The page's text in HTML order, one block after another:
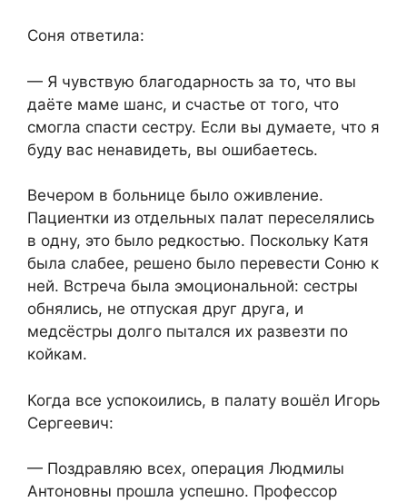
Соня ответила:
— Я чувствую благодарность за то, что вы
даёте маме шанс, и счастье от того, что
смогла спасти сестру. Если вы думаете, что я
буду вас ненавидеть, вы ошибаетесь.
Вечером в больнице было оживление.
Пациентки из отдельных палат переселялись
в одну, это было редкостью. Поскольку Катя
была слабее, решено было перевести Соню к
ней. Встреча была эмоциональной: сестры
обнялись, не отпуская друг друга, и
медсёстры долго пытался их развезти по
койкам.
Когда все успокоились, в палату вошёл Игорь
Сергеевич:
— Поздравляю всех, операция Людмилы
Антоновны прошла успешно. Профессор